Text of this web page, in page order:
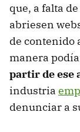
que, a falta
abriesen
de contenido
manera
partir de ese
industria
denunciar a